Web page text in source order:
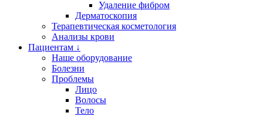
Удаление фибром
Дерматоскопия
Терапевтическая косметология
Анализы крови
Пациентам ↓
Наше оборудование
Болезни
Проблемы
Лицо
Волосы
Тело